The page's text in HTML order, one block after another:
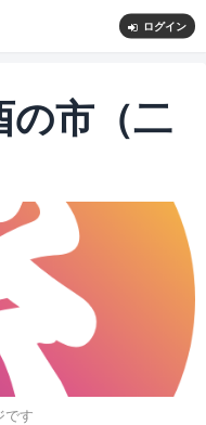
ログイン
の市（二
です